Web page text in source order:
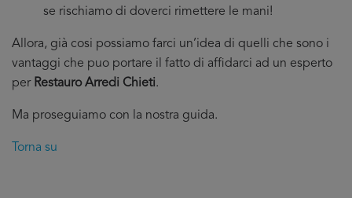
se rischiamo di doverci rimettere le mani!
Allora, già cosi possiamo farci un’idea di quelli che sono i
vantaggi che puo portare il fatto di affidarci ad un esperto
per Restauro Arredi Chieti.
Ma proseguiamo con la nostra guida.
Torna su